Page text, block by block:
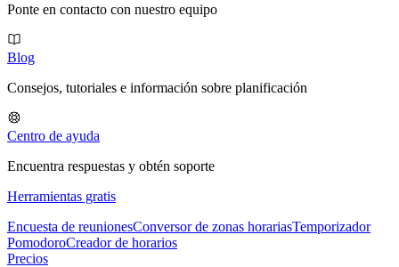
Ponte en contacto con nuestro equipo
Blog
Consejos, tutoriales e información sobre planificación
Centro de ayuda
Encuentra respuestas y obtén soporte
Herramientas gratis
Encuesta de reunionesConversor de zonas horariasTemporizador
PomodoroCreador de horarios
Precios